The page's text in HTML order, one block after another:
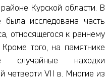
Курской области. В
была исследована часть
относящегося к раннему
того, на памятнике
случайные находки
четверти VII в. Многие из